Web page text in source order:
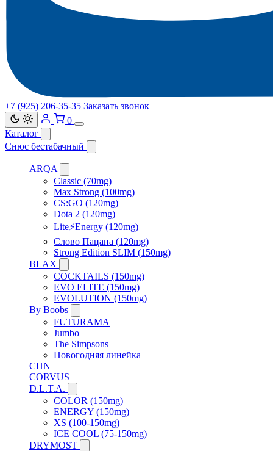
+7 (925) 206‑35‑35 Заказать звонок
0
Каталог
Снюс бестабачный
ARQA
Classic (70mg)
Max Strong (100mg)
CS:GO (120mg)
Dota 2 (120mg)
Lite⚡Energy (120mg)
Слово Пацана (120mg)
Strong Edition SLIM (150mg)
BLAX
COCKTAILS (150mg)
EVO ELITE (150mg)
EVOLUTION (150mg)
By Boobs
FUTURAMA
Jumbo
The Simpsons
Новогодняя линейка
CHN
CORVUS
D.L.T.A.
COLOR (150mg)
ENERGY (150mg)
XS (100-150mg)
ICE COOL (75-150mg)
DRYMOST